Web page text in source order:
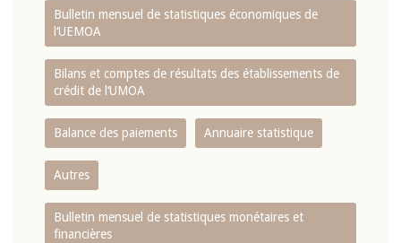
Bulletin mensuel de statistiques économiques de
l‘UEMOA
Bilans et comptes de résultats des établissements de
crédit de l‘UMOA
Balance des paiements Annuaire statistique
Autres
Bulletin mensuel de statistiques monétaires et
financières